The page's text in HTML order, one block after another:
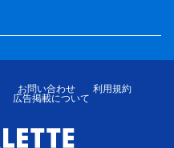
お問い合わせ
利用規約
広告掲載について